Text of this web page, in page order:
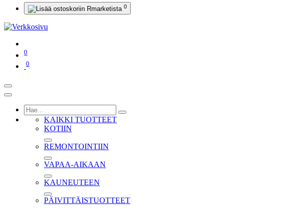
0
0
0
KAIKKI TUOTTEET
KOTIIN
REMONTOINTIIN
VAPAA-AIKAAN
KAUNEUTEEN
PÄIVITTÄISTUOTTEET